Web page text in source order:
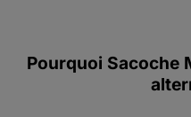
Pourquoi Sacoche